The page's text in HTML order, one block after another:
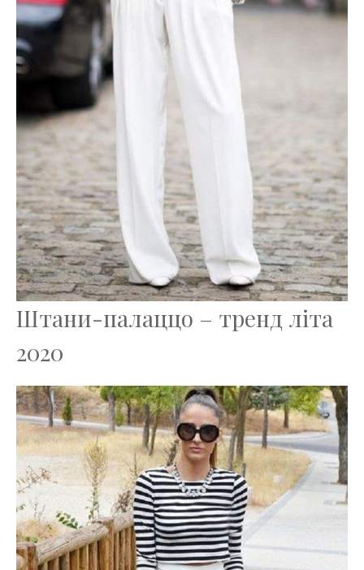
Штани-палаццо – тренд літа
2020